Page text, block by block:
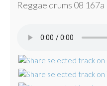
Reggae drums 08